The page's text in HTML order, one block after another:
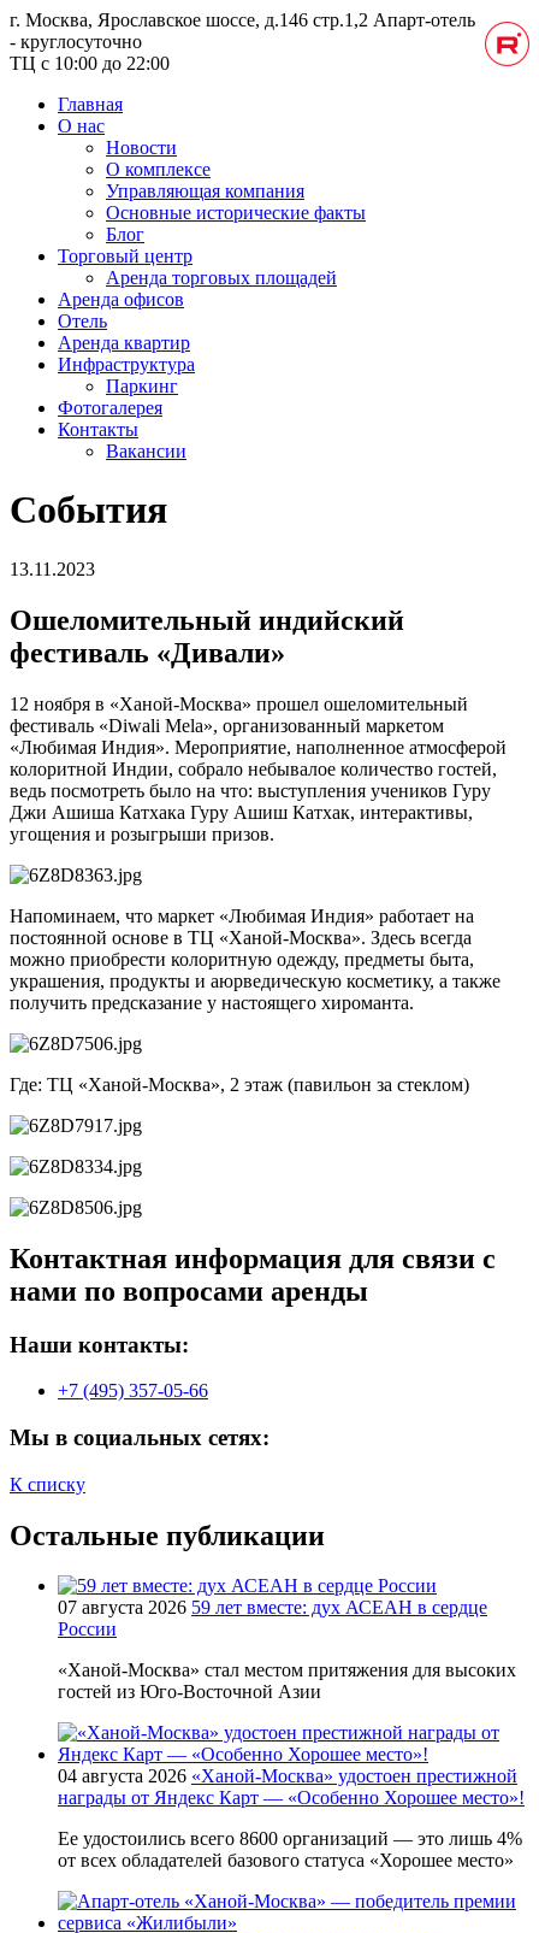
г. Москва, Ярославское шоссе, д.146 стр.1,2 Апарт-отель
- круглосуточно
ТЦ с 10:00 до 22:00
Главная
О нас
Новости
О комплексе
Управляющая компания
Основные исторические факты
Блог
Торговый центр
Аренда торговых площадей
Аренда офисов
Отель
Аренда квартир
Инфраструктура
Паркинг
Фотогалерея
Контакты
Вакансии
События
13.11.2023
Ошеломительный индийский
фестиваль «Дивали»
12 ноября в «Ханой-Москва» прошел ошеломительный
фестиваль «Diwali Mela», организованный маркетом
«Любимая Индия». Мероприятие, наполненное атмосферой
колоритной Индии, собрало небывалое количество гостей,
ведь посмотреть было на что: выступления учеников Гуру
Джи Ашиша Катхака Гуру Ашиш Катхак, интерактивы,
угощения и розыгрыши призов.
Напоминаем, что маркет «Любимая Индия» работает на
постоянной основе в ТЦ «Ханой-Москва». Здесь всегда
можно приобрести колоритную одежду, предметы быта,
украшения, продукты и аюрведическую косметику, а также
получить предсказание у настоящего хироманта.
Где: ТЦ «Ханой-Москва», 2 этаж (павильон за стеклом)
Контактная информация для связи с
нами по вопросами аренды
Наши контакты:
+7 (495) 357-05-66
Мы в социальных сетях:
К списку
Остальные публикации
07 августа 2026 59 лет вместе: дух АСЕАН в сердце
России
«Ханой-Москва» стал местом притяжения для высоких
гостей из Юго-Восточной Азии
04 августа 2026 «Ханой-Москва» удостоен престижной
награды от Яндекс Карт — «Особенно Хорошее место»!
Ее удостоились всего 8600 организаций — это лишь 4%
от всех обладателей базового статуса «Хорошее место»